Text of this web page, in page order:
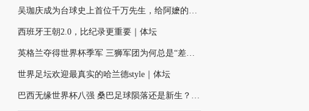
吴珈庆成为台球史上首位千万先生，给阿嬷的奖杯虽迟但到｜体坛
西班牙王朝2.0，比纪录更重要｜体坛
英格兰夺得世界杯季军 三狮军团为何总是“差一口气”？｜体坛
世界足坛欢迎最真实的哈兰德style｜体坛
巴西无缘世界杯八强 桑巴足球陨落还是新生？｜体坛